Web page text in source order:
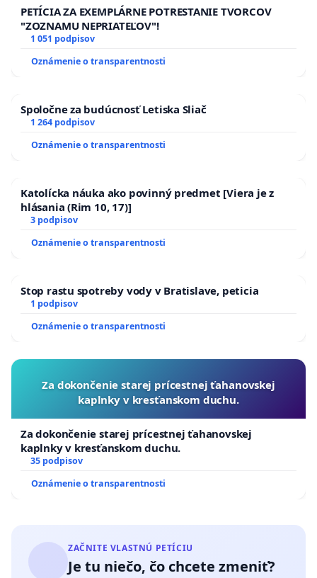
PETÍCIA ZA EXEMPLÁRNE POTRESTANIE TVORCOV
"ZOZNAMU NEPRIATEĽOV"!
1 051 podpisov
Oznámenie o transparentnosti
Spoločne za budúcnosť Letiska Sliač
1 264 podpisov
Oznámenie o transparentnosti
Katolícka náuka ako povinný predmet [Viera je z
hlásania (Rim 10, 17)]
3 podpisov
Oznámenie o transparentnosti
Stop rastu spotreby vody v Bratislave, peticia
1 podpisov
Oznámenie o transparentnosti
Za dokončenie starej prícestnej ťahanovskej
kaplnky v kresťanskom duchu.
Za dokončenie starej prícestnej ťahanovskej
kaplnky v kresťanskom duchu.
35 podpisov
Oznámenie o transparentnosti
ZAČNITE VLASTNÚ PETÍCIU
Je tu niečo, čo chcete zmeniť?